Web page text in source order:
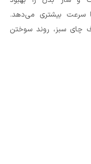
سرعت بیشتری می‌دهد.
چای سبز، روند سوختن